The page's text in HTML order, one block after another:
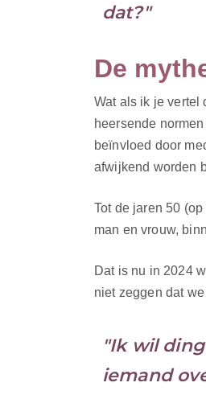
dat?"
De
Wat als ik je vertel
heersende
beïnvloed door
afwijkend worden
Tot de jaren 50
man en vrouw,
Dat is nu in 2024
niet zeggen dat
"Ik wil
iemand